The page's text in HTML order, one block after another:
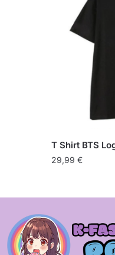
T Shirt BTS
29,99€